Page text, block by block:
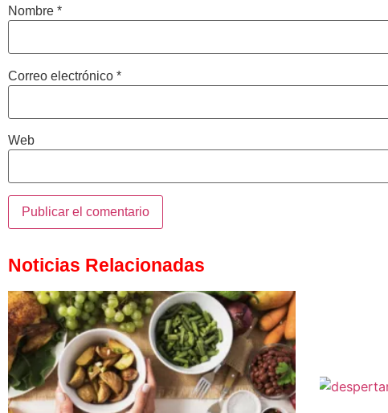
Nombre *
Correo electrónico *
Web
Noticias Relacionadas